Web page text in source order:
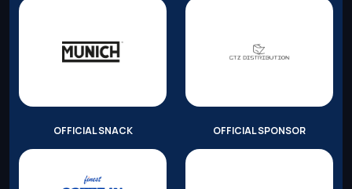
OFFICIAL SNACK OFFICIAL SPONSOR